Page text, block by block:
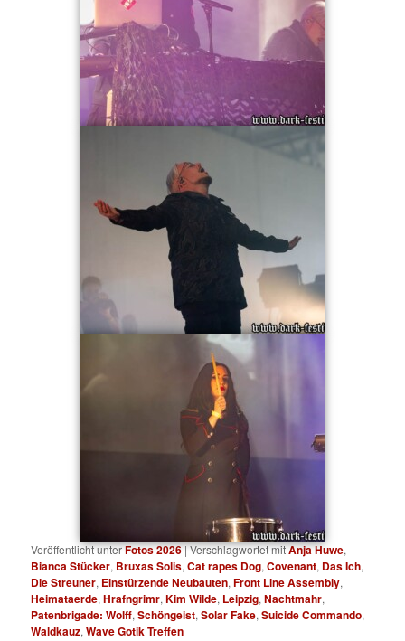
Veröffentlicht unterFotos 2026|Verschlagwortet mitAnja Huwe,
Bianca Stücker, Bruxas Solis,Cat rapes Dog,Covenant, Das Ich,
Die Streuner, Einstürzende Neubauten,Front Line Assembly,
Heimataerde,Hrafngrimr,Kim Wilde, Leipzig,Nachtmahr,
Patenbrigade: Wolff,Schöngeist,Solar Fake,Suicide Commando,
Waldkauz,Wave Gotik Treffen